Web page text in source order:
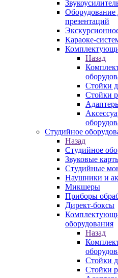
Оборудование
презентаций
Караоке-
Назад
Стойки
Стойки
Студийное
Назад
Студийное
Звуковые
Студийные
Наушники и
Микшеры
Приборы
Директ-боксы
оборудования
Назад
Стойки
Стойки